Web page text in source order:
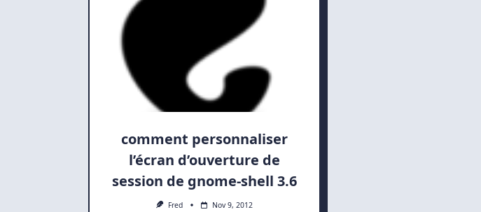
comment personnaliser
l’écran d’ouverture de
session de gnome-shell 3.6
Fred Nov 9, 2012